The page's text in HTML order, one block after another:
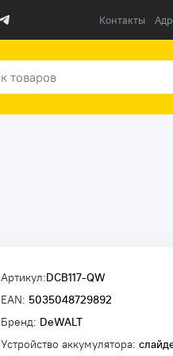
Контакты
Артикул:DCB117-QW
EAN: 5035048729892
Бренд: DeWALT
Устройство аккумулятора: